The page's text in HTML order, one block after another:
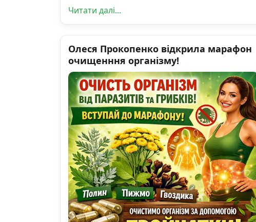
Читати далі...
Олеся Прокопенко відкрила марафон
очищенння організму!